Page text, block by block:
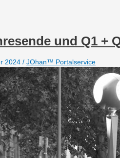
und Q1 +
2024 / JOhan™ Portalservice